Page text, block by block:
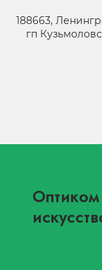
188663,
гп